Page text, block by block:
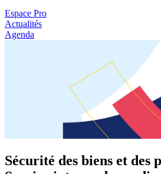
Espace Pro
Actualités
Agenda
Sécurité des biens et des